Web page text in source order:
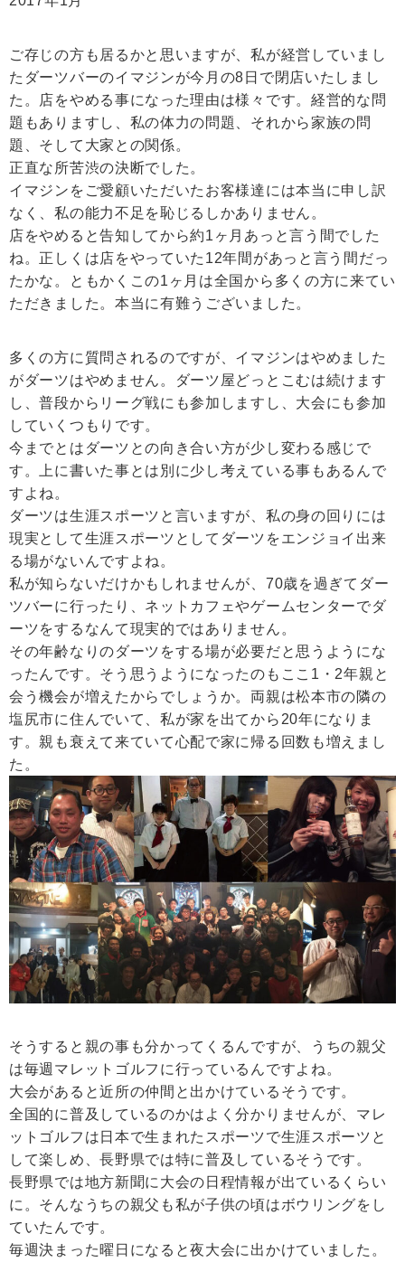
ご存じの方も居るかと思いますが、私が経営していまし
たダーツバーのイマジンが今月の8日で閉店いたしまし
た。店をやめる事になった理由は様々です。経営的な問
題もありますし、私の体力の問題、それから家族の問
題、そして大家との関係。
正直な所苦渋の決断でした。
イマジンをご愛顧いただいたお客様達には本当に申し訳
なく、私の能力不足を恥じるしかありません。
店をやめると告知してから約1ヶ月あっと言う間でした
ね。正しくは店をやっていた12年間があっと言う間だっ
たかな。ともかくこの1ヶ月は全国から多くの方に来てい
ただきました。本当に有難うございました。
多くの方に質問されるのですが、イマジンはやめました
がダーツはやめません。ダーツ屋どっとこむは続けます
し、普段からリーグ戦にも参加しますし、大会にも参加
していくつもりです。
今までとはダーツとの向き合い方が少し変わる感じで
す。上に書いた事とは別に少し考えている事もあるんで
すよね。
ダーツは生涯スポーツと言いますが、私の身の回りには
現実として生涯スポーツとしてダーツをエンジョイ出来
る場がないんですよね。
私が知らないだけかもしれませんが、70歳を過ぎてダー
ツバーに行ったり、ネットカフェやゲームセンターでダ
ーツをするなんて現実的ではありません。
その年齢なりのダーツをする場が必要だと思うようにな
ったんです。そう思うようになったのもここ1・2年親と
会う機会が増えたからでしょうか。両親は松本市の隣の
塩尻市に住んでいて、私が家を出てから20年になりま
す。親も衰えて来ていて心配で家に帰る回数も増えまし
た。
そうすると親の事も分かってくるんですが、うちの親父
は毎週マレットゴルフに行っているんですよね。
大会があると近所の仲間と出かけているそうです。
全国的に普及しているのかはよく分かりませんが、マレ
ットゴルフは日本で生まれたスポーツで生涯スポーツと
して楽しめ、長野県では特に普及しているそうです。
長野県では地方新聞に大会の日程情報が出ているくらい
に。そんなうちの親父も私が子供の頃はボウリングをし
ていたんです。
毎週決まった曜日になると夜大会に出かけていました。